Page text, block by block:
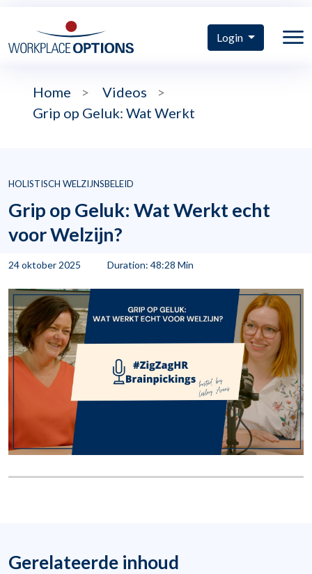
Login
Home > Videos
>
Grip op Geluk: Wat Werkt
HOLISTISCH WELZIJNSBELEID
Grip op Geluk: Wat Werkt echt
voor Welzijn?
24 oktober 2025 Duration: 48:28 Min
Gerelateerde inhoud